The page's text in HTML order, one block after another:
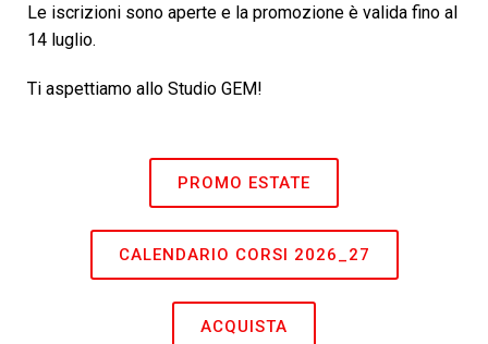
Le iscrizioni sono aperte e la promozione è valida fino al
14 luglio.
Ti aspettiamo allo Studio GEM!
PROMO ESTATE
CALENDARIO CORSI 2026_27
ACQUISTA